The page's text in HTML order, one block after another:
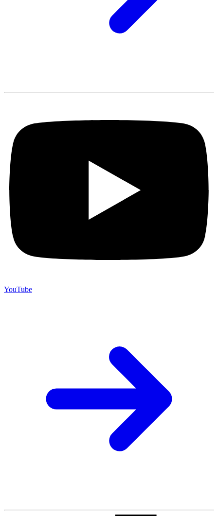
YouTube